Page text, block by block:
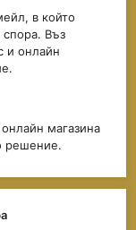
в който
Въз
и онлайн
магазина
решение.